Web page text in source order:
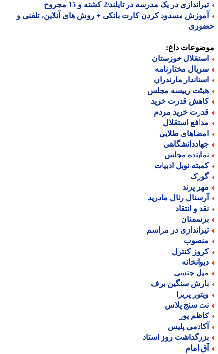
در یک مدرسه در تایلند/2 کشته و 15 مجروح
مسدود کردن کارت بانکی + روش های آنلاین، تلفنی و
داغ:
خوزستان
مختارنامه
مازندران
رییسه مجلس
قدرت خرید
خرید مردم
استقلال
طلایی
مجلس
نوبل ادبیات
پرند
رئال مادرید
و انتقاد
در مراسم
کنترل
جنسی
سنگین برف
پریرا
سنج پلاس
پور
پلیس
روز استاد
امام